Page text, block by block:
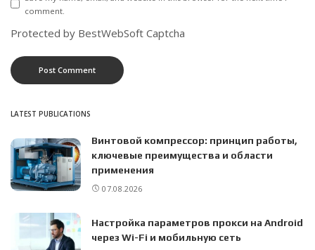
comment.
Protected by BestWebSoft Captcha
LATEST PUBLICATIONS
Винтовой компрессор: принцип работы,
ключевые преимущества и области
применения
07.08.2026
Настройка параметров прокси на Android
через Wi-Fi и мобильную сеть